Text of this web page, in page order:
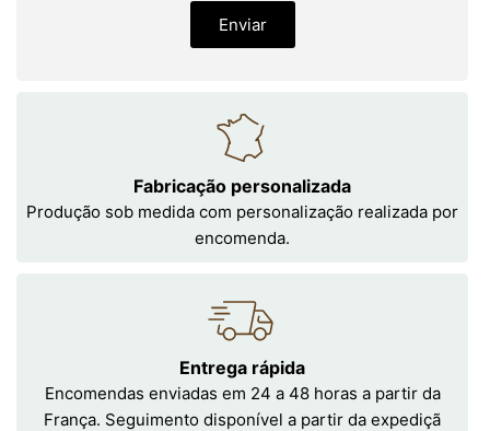
Enviar
Fabricação personalizada
Produção sob medida com personalização realizada por
encomenda.
Entrega rápida
Encomendas enviadas em 24 a 48 horas a partir da
França. Seguimento disponível a partir da expediçã